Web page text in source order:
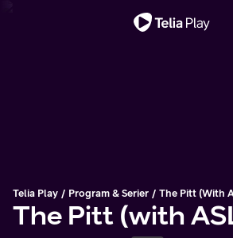
Telia Play Program & Serier The Pitt (with
The Pitt (with